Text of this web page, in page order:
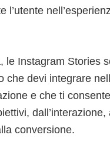
l’utente
le Instagram Stories
che devi integrare
e che ti
conversione.